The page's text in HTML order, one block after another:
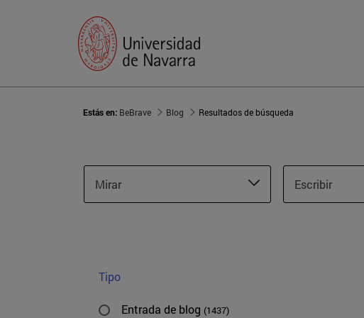
Estás en: BeBrave Blog Resultados de búsqueda
Mirar Escribir
Tipo
Entrada de blog (1437)